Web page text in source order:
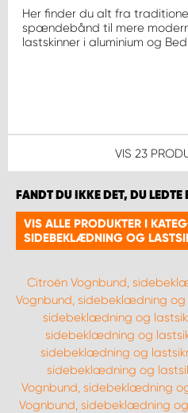
Her finder du alt fra
spændebånd til mere
lastskinner i aluminium og
VIS 23
FANDT DU IKKE DET, DU LEDTE
VIS ALLE PRODUKTER I
SIDEBEKLÆDNING OG
Citroën Vognbund,
Vognbund, sidebeklædning og
sidebeklædning og
sidebeklædning og
sidebeklædning og
sidebeklædning og
Vognbund, sidebeklædning
Vognbund, sidebeklædning